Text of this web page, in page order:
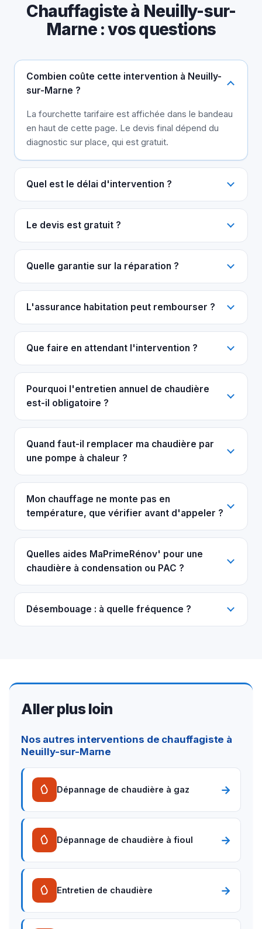
Chauffagiste à Neuilly-sur-
Marne : vos questions
Combien coûte cette intervention à Neuilly-
sur-Marne ?
La fourchette tarifaire est affichée dans le bandeau
en haut de cette page. Le devis final dépend du
diagnostic sur place, qui est gratuit.
Quel est le délai d'intervention ?
Le devis est gratuit ?
Quelle garantie sur la réparation ?
L'assurance habitation peut rembourser ?
Que faire en attendant l'intervention ?
Pourquoi l'entretien annuel de chaudière
est-il obligatoire ?
Quand faut-il remplacer ma chaudière par
une pompe à chaleur ?
Mon chauffage ne monte pas en
température, que vérifier avant d'appeler ?
Quelles aides MaPrimeRénov' pour une
chaudière à condensation ou PAC ?
Désembouage : à quelle fréquence ?
Aller plus loin
Nos autres interventions de chauffagiste à
Neuilly-sur-Marne
Dépannage de chaudière à gaz →
Dépannage de chaudière à fioul →
Entretien de chaudière →